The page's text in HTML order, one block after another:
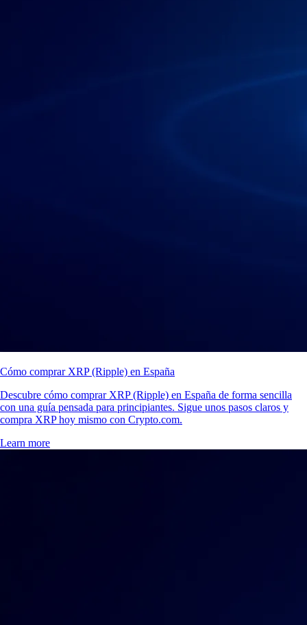
Cómo comprar XRP (Ripple) en España
Descubre cómo comprar XRP (Ripple) en España de forma sencilla
con una guía pensada para principiantes. Sigue unos pasos claros y
compra XRP hoy mismo con Crypto.com.
Learn more